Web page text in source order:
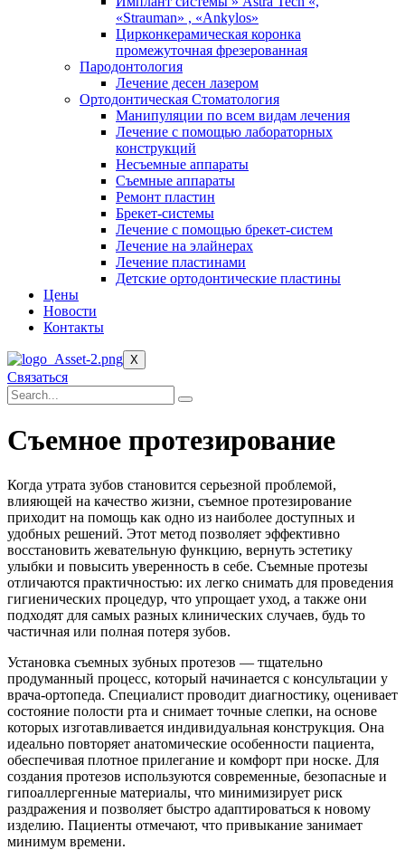
«Strauman» , «Ankylos»
Цирконкерамическая коронка
промежуточная фрезерованная
Пародонтология
Лечение десен лазером
Ортодонтическая Стоматология
Манипуляции по всем видам лечения
Лечение с помощью лабораторных
конструкций
Несъемные аппараты
Съемные аппараты
Ремонт пластин
Брекет-системы
Лечение с помощью брекет-систем
Лечение на элайнерах
Лечение пластинами
Детские ортодонтические пластины
Цены
Новости
Контакты
X
Связаться
Съемное протезирование
Когда утрата зубов становится серьезной проблемой,
влияющей на качество жизни, съемное протезирование
приходит на помощь как одно из наиболее доступных и
удобных решений. Этот метод позволяет эффективно
восстановить жевательную функцию, вернуть эстетику
улыбки и повысить уверенность в себе. Съемные протезы
отличаются практичностью: их легко снимать для проведения
гигиенических процедур, что упрощает уход, а также они
подходят для самых разных клинических случаев, будь то
частичная или полная потеря зубов.
Установка съемных зубных протезов — тщательно
продуманный процесс, который начинается с консультации у
врача-ортопеда. Специалист проводит диагностику, оценивает
состояние полости рта и снимает точные слепки, на основе
которых изготавливается индивидуальная конструкция. Она
идеально повторяет анатомические особенности пациента,
обеспечивая плотное прилегание и комфорт при носке. Для
создания протезов используются современные, безопасные и
гипоаллергенные материалы, что минимизирует риск
раздражения и позволяет быстро адаптироваться к новому
изделию. Пациенты отмечают, что привыкание занимает
минимум времени.